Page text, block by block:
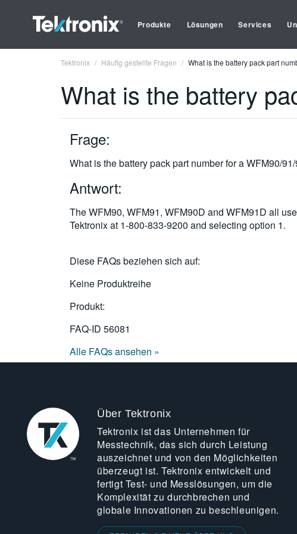
Produkte Lösungen Services
Tektronix Häufig gestellte Fragen What is the battery pack part
What is the battery
Frage:
What is the battery pack part number for a WFM90/
Antwort:
The WFM90, WFM91, WFM90D and WFM91D all
Tektronix at 1-800-833-9200 and selecting option 1.
Diese FAQs beziehen sich auf:
Keine Produktreihe
Produkt:
FAQ-ID 56081
Alle FAQs ansehen »
Über Tektronix
Tektronix ist das Unternehmen für
Messtechnik, das sich durch Leistung
auszeichnet und von den Möglichkeiten
überzeugt ist. Tektronix entwickelt und
fertigt Test- und Messlösungen, um die
Komplexität zu durchbrechen und
globale Innovationen zu beschleunigen.